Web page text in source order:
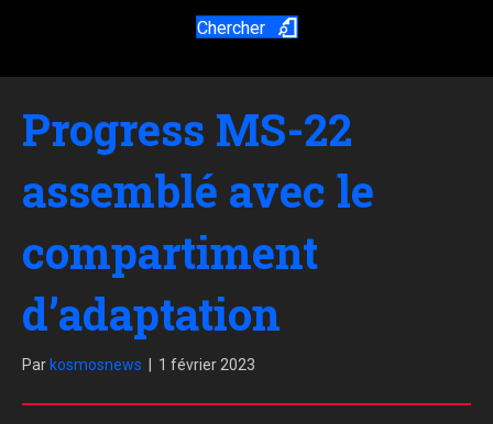
Chercher
Progress MS-22
assemblé avec le
compartiment
d’adaptation
Par kosmosnews 1 février 2023